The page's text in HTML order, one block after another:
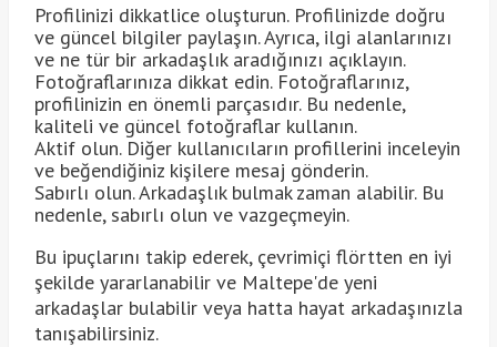
Profilinizi dikkatlice oluşturun. Profilinizde doğru
ve güncel bilgiler paylaşın. Ayrıca, ilgi alanlarınızı
ve ne tür bir arkadaşlık aradığınızı açıklayın.
Fotoğraflarınıza dikkat edin. Fotoğraflarınız,
profilinizin en önemli parçasıdır. Bu nedenle,
kaliteli ve güncel fotoğraflar kullanın.
Aktif olun. Diğer kullanıcıların profillerini inceleyin
ve beğendiğiniz kişilere mesaj gönderin.
Sabırlı olun. Arkadaşlık bulmak zaman alabilir. Bu
nedenle, sabırlı olun ve vazgeçmeyin.
Bu ipuçlarını takip ederek, çevrimiçi flörtten en iyi
şekilde yararlanabilir ve Maltepe'de yeni
arkadaşlar bulabilir veya hatta hayat arkadaşınızla
tanışabilirsiniz.